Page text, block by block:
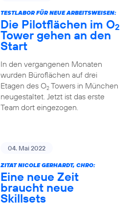
TESTLABOR FÜR NEUE ARBEITSWEISEN:
Die Pilotflächen im O2
Tower gehen an den
Start
In den vergangenen Monaten
wurden Büroflächen auf drei
Etagen des O2Towers in München
neugestaltet. Jetzt ist das erste
Team dort eingezogen.
04. Mai 2022
ZITAT NICOLE GERHARDT, CHRO:
Eine neue Zeit
braucht neue
Skillsets